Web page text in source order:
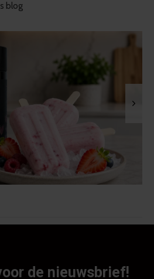
blog
de nieuwsbrief!